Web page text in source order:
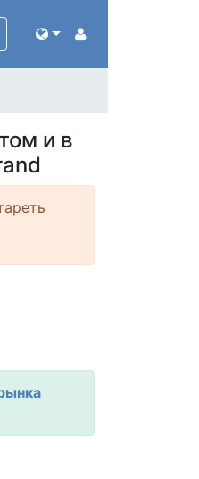
и в